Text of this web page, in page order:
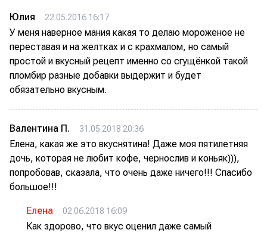
Юлия 22.05.2016 16:17
У меня наверное мания какая то делаю мороженое не
переставая и на желтках и с крахмалом, но самый
простой и вкусный рецепт именно со сгущёнкой такой
пломбир разные добавки выдержит и будет
обязательно вкусным.
Валентина П. 31.05.2018 20:36
Елена, какая же это вкуснятина! Даже моя пятилетняя
дочь, которая не любит кофе, чернослив и коньяк))),
попробовав, сказала, что очень даже ничего!!! Спасибо
большое!!!
Елена 02.06.2018 16:09
Как здорово, что вкус оценил даже самый